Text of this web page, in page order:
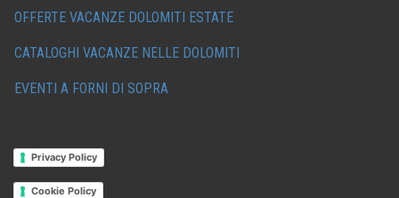
OFFERTE VACANZE DOLOMITI ESTATE
CATALOGHI VACANZE NELLE DOLOMITI
EVENTI A FORNI DI SOPRA
Privacy Policy
Cookie Policy